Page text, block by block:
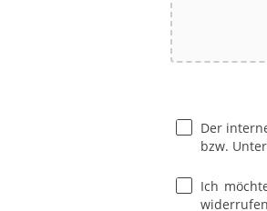
Der
bzw.
Ich